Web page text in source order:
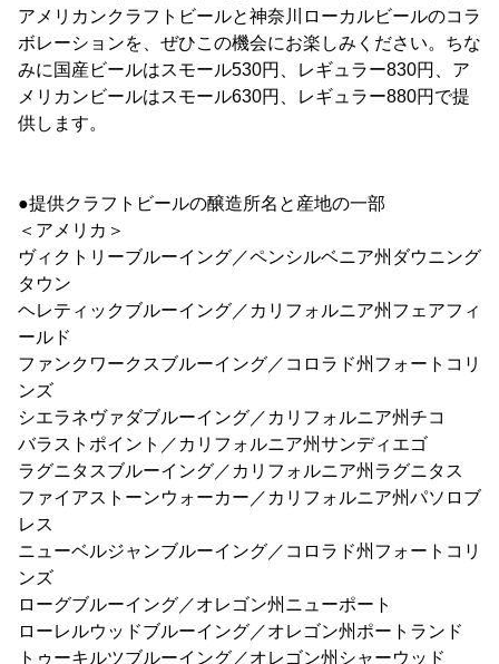
アメリカンクラフトビールと神奈川ローカルビールのコラ
ボレーションを、ぜひこの機会にお楽しみください。ちな
みに国産ビールはスモール530円、レギュラー830円、ア
メリカンビールはスモール630円、レギュラー880円で提
供します。
●提供クラフトビールの醸造所名と産地の一部
＜アメリカ＞
ヴィクトリーブルーイング／ペンシルベニア州ダウニング
タウン
ヘレティックブルーイング／カリフォルニア州フェアフィ
ールド
ファンクワークスブルーイング／コロラド州フォートコリ
ンズ
シエラネヴァダブルーイング／カリフォルニア州チコ
バラストポイント／カリフォルニア州サンディエゴ
ラグニタスブルーイング／カリフォルニア州ラグニタス
ファイアストーンウォーカー／カリフォルニア州パソロブ
レス
ニューベルジャンブルーイング／コロラド州フォートコリ
ンズ
ローグブルーイング／オレゴン州ニューポート
ローレルウッドブルーイング／オレゴン州ポートランド
トゥーキルツブルーイング／オレゴン州シャーウッド